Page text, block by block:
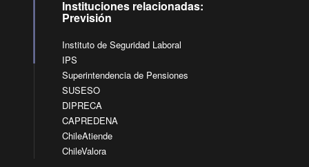
Instituciones relacionadas:
Previsión
Instituto de Seguridad Laboral
IPS
Superintendencia de Pensiones
SUSESO
DIPRECA
CAPREDENA
ChileAtiende
ChileValora